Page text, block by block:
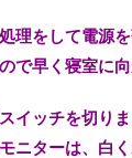
理をして電源を
で早く寝室に向
イッチを切りま
ニターは、白く